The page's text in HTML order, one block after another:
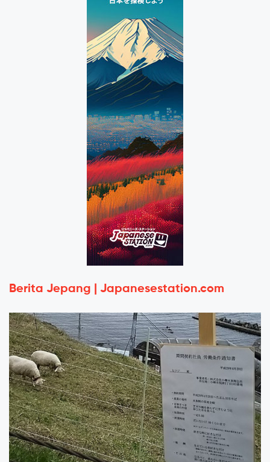
Berita Jepang | Japanesestation.com